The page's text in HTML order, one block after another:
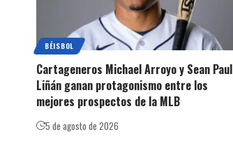
BÉISBOL
Cartageneros Michael Arroyo y Sean Paul
Liñán ganan protagonismo entre los
mejores prospectos de la MLB
5 de agosto de 2026